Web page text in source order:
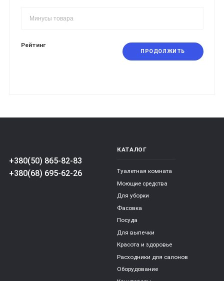
Рейтинг
ПРОДОЛЖИТЬ
+380(50) 865-82-83
+380(68) 695-62-26
КАТАЛОГ
Туалетная комната
Моющие средства
Для уборки
Фасовка
Посуда
Для выпечки
Красота и здоровье
Расходники для салонов
Оборудование